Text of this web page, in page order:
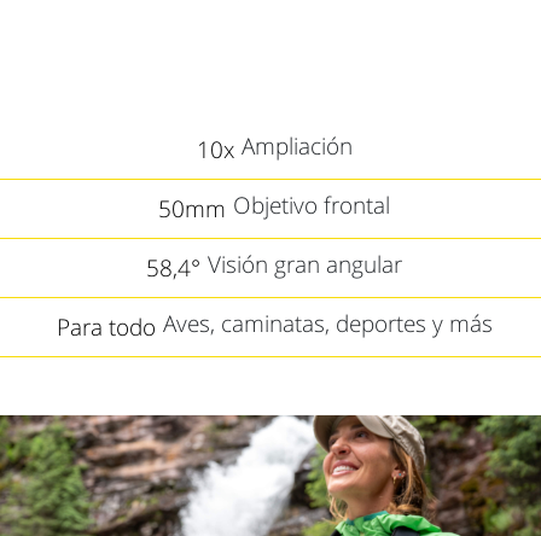
10x Ampliación
50mm Objetivo frontal
58,4° Visión gran angular
Para todo Aves, caminatas, deportes y más